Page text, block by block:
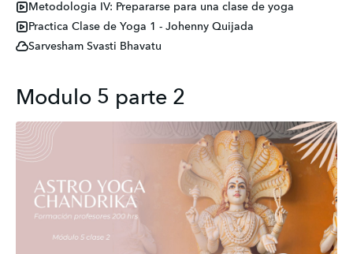
Metodologia IV: Prepararse para una clase de yoga
Practica Clase de Yoga 1 - Johenny Quijada
Sarvesham Svasti Bhavatu
Modulo 5 parte 2